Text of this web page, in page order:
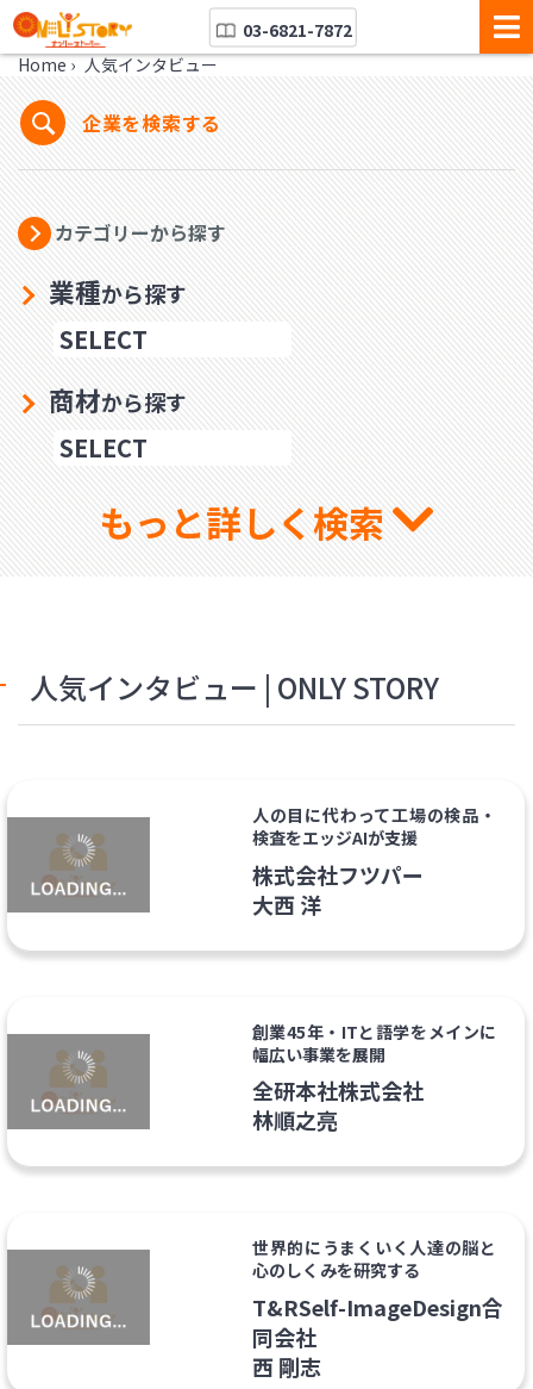
03-6821-7872
Home › 人気インタビュー
企業を検索する
カテゴリーから探す
業種から探す
商材から探す
もっと詳しく検索
人気インタビュー | ONLY STORY
人の目に代わって工場の検品・
検査をエッジAIが支援
株式会社フツパー
大西 洋
創業45年・ITと語学をメインに
幅広い事業を展開
全研本社株式会社
林順之亮
世界的にうまくいく人達の脳と
心のしくみを研究する
T&RSelf-ImageDesign合
同会社
西 剛志